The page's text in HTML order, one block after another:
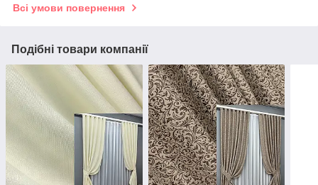
Всі умови повернення
Подібні товари компанії